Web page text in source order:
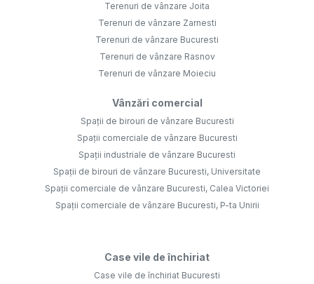
Terenuri de vânzare Joita
Terenuri de vânzare Zarnesti
Terenuri de vânzare Bucuresti
Terenuri de vânzare Rasnov
Terenuri de vânzare Moieciu
Vânzări comercial
Spații de birouri de vânzare Bucuresti
Spații comerciale de vânzare Bucuresti
Spații industriale de vânzare Bucuresti
Spații de birouri de vânzare Bucuresti, Universitate
Spații comerciale de vânzare Bucuresti, Calea Victoriei
Spații comerciale de vânzare Bucuresti, P-ta Unirii
Case vile de închiriat
Case vile de închiriat Bucuresti